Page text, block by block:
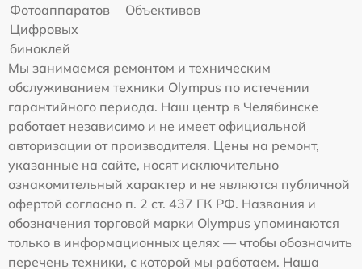
Фотоаппаратов
Объективов
Цифровых
биноклей
Мы занимаемся ремонтом и техническим
обслуживанием техники Olympus по истечении
гарантийного периода. Наш центр в Челябинске
работает независимо и не имеет официальной
авторизации от производителя. Цены на ремонт,
указанные на сайте, носят исключительно
ознакомительный характер и не являются публичной
офертой согласно п. 2 ст. 437 ГК РФ. Названия и
обозначения торговой марки Olympus упоминаются
только в информационных целях — чтобы обозначить
перечень техники, с которой мы работаем. Наша